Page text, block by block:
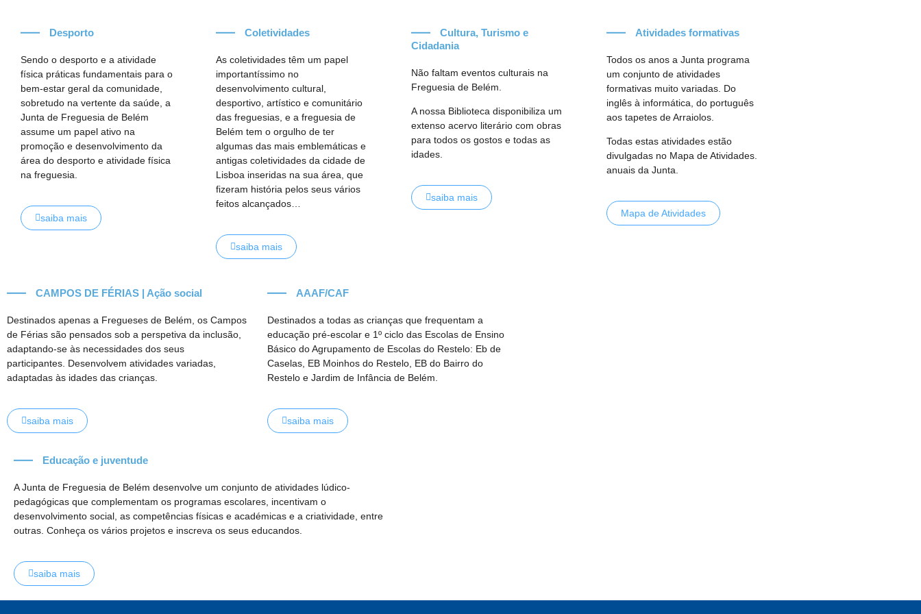
Desporto
Sendo o desporto e a atividade
física práticas fundamentais para o
bem-estar geral da comunidade,
sobretudo na vertente da saúde, a
Junta de Freguesia de Belém
assume um papel ativo na
promoção e desenvolvimento da
área do desporto e atividade física
na freguesia.
saiba mais
Coletividades
As coletividades têm um papel
importantíssimo no
desenvolvimento cultural,
desportivo, artístico e comunitário
das freguesias, e a freguesia de
Belém tem o orgulho de ter
algumas das mais emblemáticas e
antigas coletividades da cidade de
Lisboa inseridas na sua área, que
fizeram história pelos seus vários
feitos alcançados…
saiba mais
Cultura, Turismo e
Cidadania
Não faltam eventos culturais na
Freguesia de Belém.
A nossa Biblioteca disponibiliza um
extenso acervo literário com obras
para todos os gostos e todas as
idades.
saiba mais
Atividades formativas
Todos os anos a Junta programa
um conjunto de atividades
formativas muito variadas. Do
inglês à informática, do português
aos tapetes de Arraiolos.
Todas estas atividades estão
divulgadas no Mapa de Atividades.
anuais da Junta.
Mapa de Atividades
CAMPOS DE FÉRIAS | Ação social
Destinados apenas a Fregueses de Belém, os Campos
de Férias são pensados sob a perspetiva da inclusão,
adaptando-se às necessidades dos seus
participantes. Desenvolvem atividades variadas,
adaptadas às idades das crianças.
saiba mais
AAAF/CAF
Destinados a todas as crianças que frequentam a
educação pré-escolar e 1º ciclo das Escolas de Ensino
Básico do Agrupamento de Escolas do Restelo: Eb de
Caselas, EB Moinhos do Restelo, EB do Bairro do
Restelo e Jardim de Infância de Belém.
saiba mais
Educação e juventude
A Junta de Freguesia de Belém desenvolve um conjunto de atividades lúdico-
pedagógicas que complementam os programas escolares, incentivam o
desenvolvimento social, as competências físicas e académicas e a criatividade, entre
outras. Conheça os vários projetos e inscreva os seus educandos.
saiba mais